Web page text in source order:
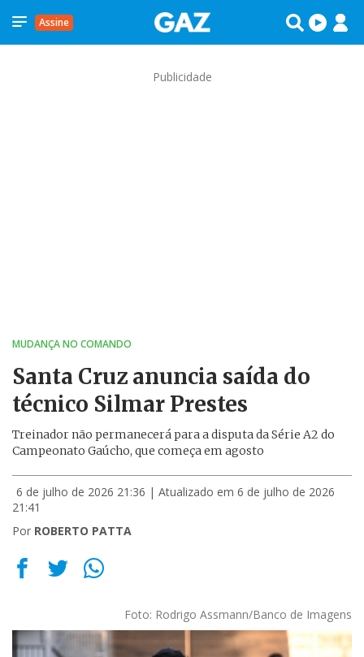
Assine
Publicidade
MUDANÇA NO COMANDO
Santa Cruz anuncia saída do
técnico Silmar Prestes
Treinador não permanecerá para a disputa da Série A2 do
Campeonato Gaúcho, que começa em agosto
6 de julho de 2026 21:36 | Atualizado em 6 de julho de 2026
21:41
Por ROBERTO PATTA
Foto: Rodrigo Assmann/Banco de Imagens